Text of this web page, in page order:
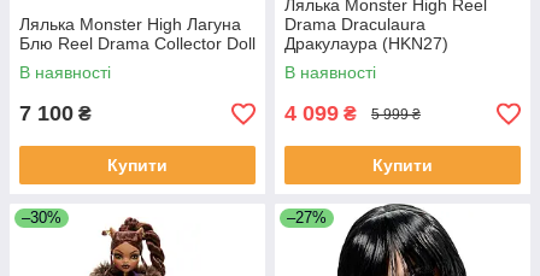
Лялька Monster High Лагуна
Блю Reel Drama Collector Doll
В наявності
7 100 ₴
Купити
Лялька Monster High Reel
Drama Draculaura
Дракулаура (HKN27)
В наявності
4 099 ₴ 5 999 ₴
Купити
–30% –27%